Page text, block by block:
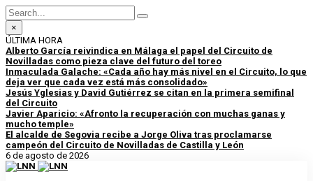
×
ÚLTIMA HORA
Alberto García reivindica en Málaga el papel del Circuito de
Novilladas como pieza clave del futuro del toreo
Inmaculada Galache: «Cada año hay más nivel en el Circuito, lo que
deja ver que cada vez está más consolidado»
Jesús Yglesias y David Gutiérrez se citan en la primera semifinal
del Circuito
Javier Aparicio: «Afronto la recuperación con muchas ganas y
mucho temple»
El alcalde de Segovia recibe a Jorge Oliva tras proclamarse
campeón del Circuito de Novilladas de Castilla y León
6 de agosto de 2026